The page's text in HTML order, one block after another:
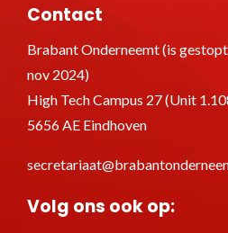
Contact
Brabant Onderneemt (is
nov 2024)
High Tech Campus 27 (Unit
5656 AE Eindhoven
Volg ons ook op: